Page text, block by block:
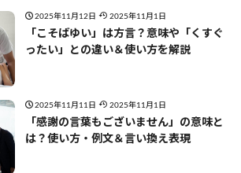
2025年11月12日 2025年11月1日
「こそばゆい」は方言？意味や「くすぐ
ったい」との違い＆使い方を解説
2025年11月11日 2025年11月1日
「感謝の言葉もございません」の意味と
は？使い方・例文＆言い換え表現